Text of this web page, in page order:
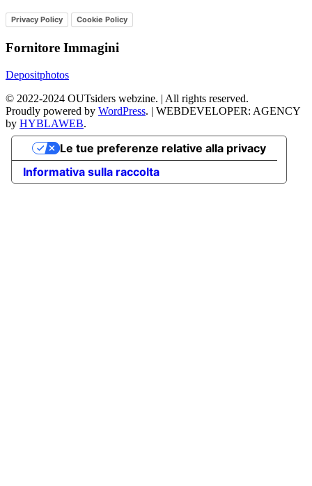
Privacy Policy Cookie Policy
Fornitore Immagini
Depositphotos
© 2022-2024 OUTsiders webzine. | All rights reserved.
Proudly powered by WordPress. | WEBDEVELOPER: AGENCY
by HYBLAWEB.
Informativa sulla raccolta
Le tue preferenze relative alla privacy